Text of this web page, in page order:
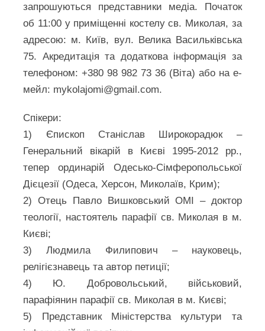
запрошуються представники медіа. Початок
об 11:00 у приміщенні костелу св. Миколая, за
адресою: м. Київ, вул. Велика Васильківська
75. Акредитація та додаткова інформація за
телефоном: +380 98 982 73 36 (Віта) або на е-
мейл: mykolajomi@gmail.com.
Спікери:
1) Єпископ Станіслав Широкорадюк –
Генеральний вікарій в Києві 1995-2012 рр.,
тепер ординарій Одесько-Сімферопольської
Дієцезії (Одеса, Херсон, Миколаїв, Крим);
2) Отець Павло Вишковський OMI – доктор
теології, настоятель парафії св. Миколая в м.
Києві;
3) Людмила Филипович – науковець,
релігієзнавець та автор петиції;
4) Ю. Добровольський, військовий,
парафіянин парафії св. Миколая в м. Києві;
5) Представник Міністерства культури та